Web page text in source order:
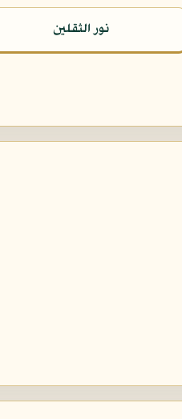
نور الثقلين